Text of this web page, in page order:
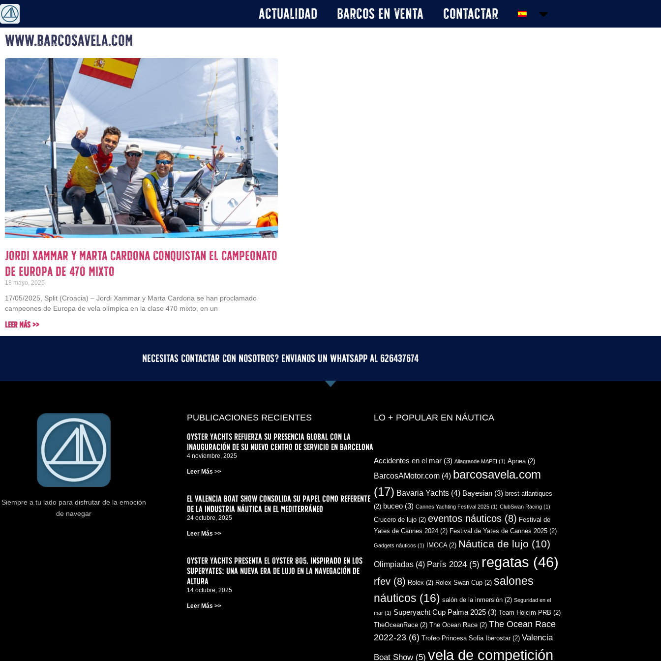
Actualidad Barcos en venta Contactar
www.barcosavela.com
Jordi Xammar y Marta Cardona conquistan el Campeonato
de Europa de 470 mixto
18 mayo, 2025
17/05/2025, Split (Croacia) – Jordi Xammar y Marta Cardona se han proclamado
campeones de Europa de vela olímpica en la clase 470 mixto, en un
Leer Más >>
Necesitas contactar con nosotros? Envianos un whatsApp al 626437674
Siempre a tu lado para disfrutar de la emoción
de navegar
PUBLICACIONES RECIENTES
Oyster Yachts refuerza su presencia global con la
inauguración de su nuevo centro de servicio en Barcelona
4 noviembre, 2025
Leer Más >>
El Valencia Boat Show consolida su papel como referente
de la industria náutica en el Mediterráneo
24 octubre, 2025
Leer Más >>
Oyster Yachts presenta el Oyster 805, inspirado en los
superyates: una nueva era de lujo en la navegación de
altura
14 octubre, 2025
Leer Más >>
LO + POPULAR EN NÁUTICA
Accidentes en el mar(3) Allagrande MAPEI (1) Apnea(2)
BarcosAMotor.com(4) barcosavela.com
(17) Bavaria Yachts(4) Bayesian(3) brest atlantiques
(2) buceo(3) Cannes Yachting Festival 2025(1) ClubSwan Racing(1)
Crucero de lujo(2) eventos náuticos(8) Festival de
Yates de Cannes 2024(2) Festival de Yates de Cannes 2025(2)
Gadgets náuticos (1) IMOCA(2) Náutica de lujo (10)
Olimpiadas(4) París 2024(5) regatas (46)
rfev(8) Rolex (2) Rolex Swan Cup(2) salones
náuticos (16) salón de la inmersión(2) Seguridad en el
mar(1) Superyacht Cup Palma 2025(3) Team Holcim-PRB (2)
TheOceanRace(2) The Ocean Race(2) The Ocean Race
2022-23(6) Trofeo Princesa Sofia Iberostar(2) Valencia
Boat Show(5) vela de competición